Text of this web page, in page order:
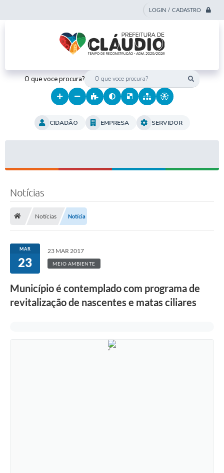
LOGIN / CADASTRO
O que voce procura?
CIDADÃO EMPRESA SERVIDOR
Notícias
Notícias Notícia
MAR
23
23 MAR 2017
MEIO AMBIENTE
Município é contemplado com programa de
revitalização de nascentes e matas ciliares